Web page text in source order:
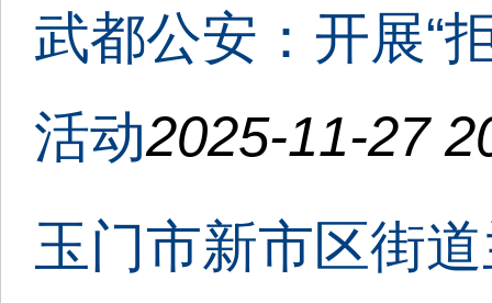
武都公安：开展“
活动2025-11-27
玉门市新市区街